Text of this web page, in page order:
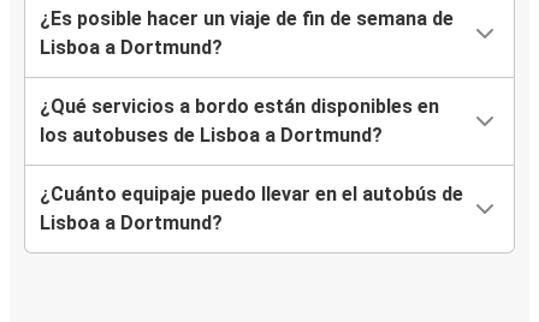
¿Es posible hacer un viaje de fin de semana de
Lisboa a Dortmund?
¿Qué servicios a bordo están disponibles en
los autobuses de Lisboa a Dortmund?
¿Cuánto equipaje puedo llevar en el autobús de
Lisboa a Dortmund?